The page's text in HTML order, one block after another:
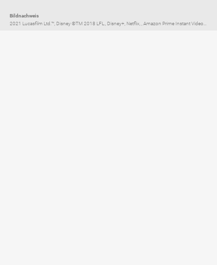
Bildnachweis
2021 Lucasfilm Ltd.™, Disney ©TM 2018 LFL., Disney+, Netflix, , Amazon Prime Instant Video...